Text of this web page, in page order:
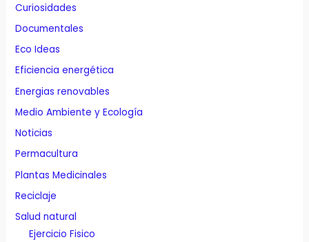
Curiosidades
Documentales
Eco Ideas
Eficiencia energética
Energias renovables
Medio Ambiente y Ecología
Noticias
Permacultura
Plantas Medicinales
Reciclaje
Salud natural
Ejercicio Fisico